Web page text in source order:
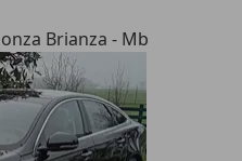
Brianza - Mb